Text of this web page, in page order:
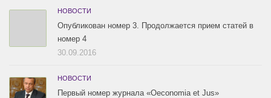
НОВОСТИ
Опубликован номер 3. Продолжается прием статей в
номер 4
30.09.2016
НОВОСТИ
Первый номер журнала «Oeconomia et Jus»